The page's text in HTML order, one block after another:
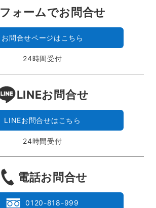
フォームでお問合せ
お問合せページはこちら
24時間受付
LINEお問合せ
LINEお問合せはこちら
24時間受付
電話お問合せ
0120-818-999